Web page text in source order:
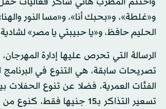
و«غلطة»، و«بحبك أنا»، و«مسا النور
الحليم حافظ، و«يا حبيبتي يا مصر»
الرسالة التي تحرص عليها إدارة
تصريحات سابقة، هي التنوع في
الفئات العمرية، فضلا عن تنوع
تسعير التذاكر بـ15